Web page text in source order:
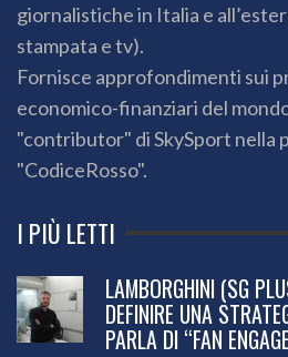
giornalistiche in Italia e
stampata e tv).
Fornisce approfondimenti sui
economico-finanziari del
"contributor" di SkySport nella
"CodiceRosso".
I PIÙ LETTI
LAMBORGHINI (SG
DEFINIRE UNA
PARLA DI “FAN